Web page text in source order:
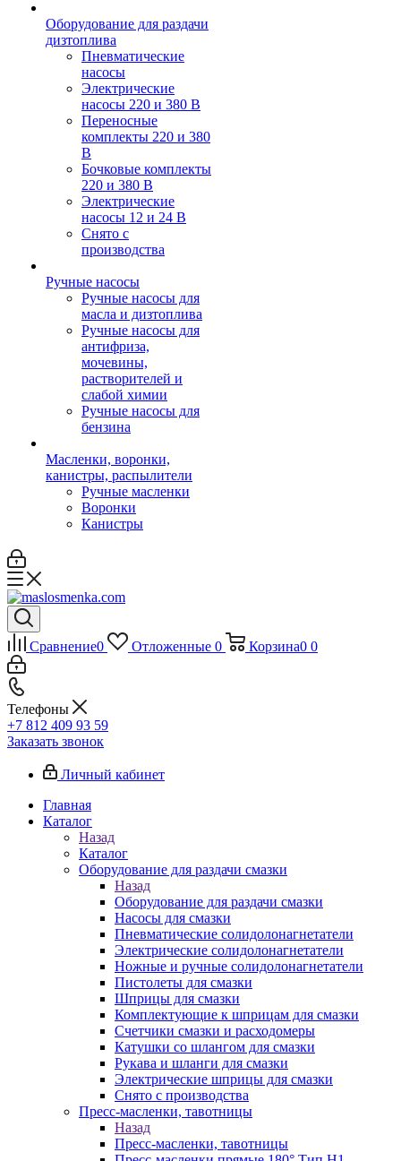
Оборудование для раздачи
дизтоплива
Пневматические
насосы
Электрические
насосы 220 и 380 В
Переносные
комплекты 220 и 380
В
Бочковые комплекты
220 и 380 В
Электрические
насосы 12 и 24 В
Снято с
производства
Ручные насосы
Ручные насосы для
масла и дизтоплива
Ручные насосы для
антифриза,
мочевины,
растворителей и
слабой химии
Ручные насосы для
бензина
Масленки, воронки,
канистры, распылители
Ручные масленки
Воронки
Канистры
Сравнение0 Отложенные 0 Корзина0 0
Телефоны
+7 812 409 93 59
Заказать звонок
Личный кабинет
Главная
Каталог
Назад
Каталог
Оборудование для раздачи смазки
Назад
Оборудование для раздачи смазки
Насосы для смазки
Пневматические солидолонагнетатели
Электрические солидолонагнетатели
Ножные и ручные солидолонагнетатели
Пистолеты для смазки
Шприцы для смазки
Комплектующие к шприцам для смазки
Счетчики смазки и расходомеры
Катушки со шлангом для смазки
Рукава и шланги для смазки
Электрические шприцы для смазки
Снято с производства
Пресс-масленки, тавотницы
Назад
Пресс-масленки, тавотницы